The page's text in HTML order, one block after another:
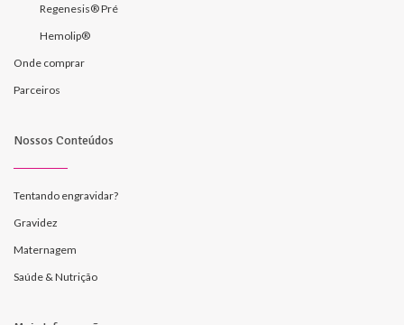
Regenesis® Pré
Hemolip®
Onde comprar
Parceiros
Nossos Conteúdos
Tentando engravidar?
Gravidez
Maternagem
Saúde & Nutrição